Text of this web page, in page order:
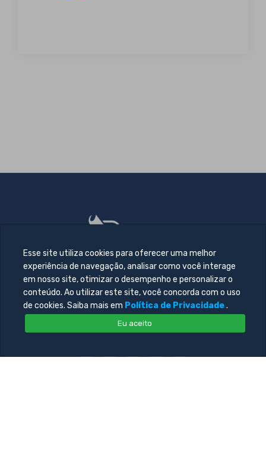
Esse site utiliza cookies para oferecer uma melhor
experiência de navegação, analisar como você interage
em nosso site, otimizar o desempenho e personalizar o
conteúdo. Ao utilizar este site, você concorda com o uso
de cookies. Saiba mais em Política de Privacidade .
Eu aceito